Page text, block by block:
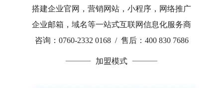
搭建企业官网，营销网站，小程序，网络推广
企业邮箱，域名等一站式互联网信息化服务商
咨询：0760-2332 0168 / 售后：400 830 7686
加盟模式